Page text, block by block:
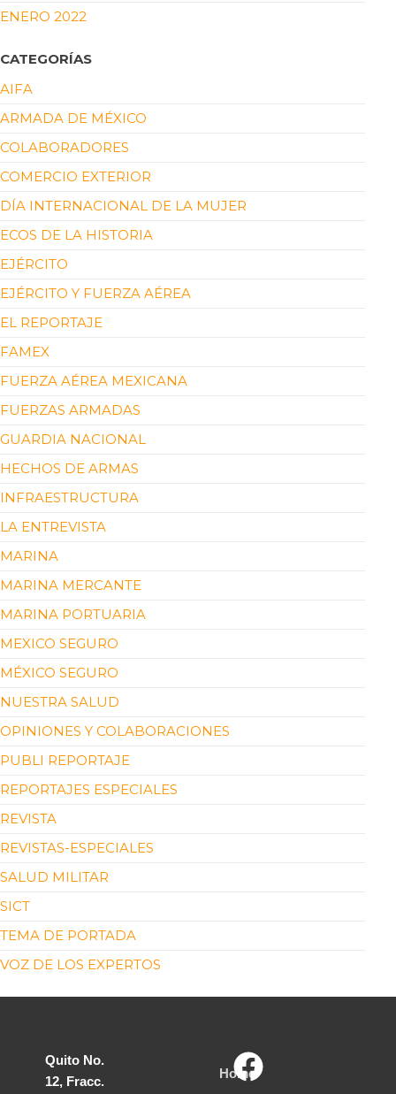
ENERO 2022
CATEGORÍAS
AIFA
ARMADA DE MÉXICO
COLABORADORES
COMERCIO EXTERIOR
DÍA INTERNACIONAL DE LA MUJER
ECOS DE LA HISTORIA
EJÉRCITO
EJÉRCITO Y FUERZA AÉREA
EL REPORTAJE
FAMEX
FUERZA AÉREA MEXICANA
FUERZAS ARMADAS
GUARDIA NACIONAL
HECHOS DE ARMAS
INFRAESTRUCTURA
LA ENTREVISTA
MARINA
MARINA MERCANTE
MARINA PORTUARIA
MEXICO SEGURO
MÉXICO SEGURO
NUESTRA SALUD
OPINIONES Y COLABORACIONES
PUBLI REPORTAJE
REPORTAJES ESPECIALES
REVISTA
REVISTAS-ESPECIALES
SALUD MILITAR
SICT
TEMA DE PORTADA
VOZ DE LOS EXPERTOS
Quito No.
12, Fracc.
Home